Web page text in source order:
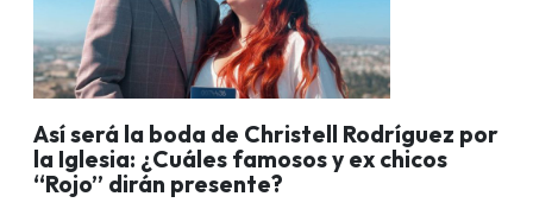
Así será la boda de Christell Rodríguez por
la Iglesia: ¿Cuáles famosos y ex chicos
“Rojo” dirán presente?